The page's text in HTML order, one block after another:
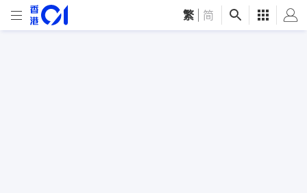
繁 简